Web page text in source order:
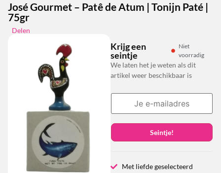
José Gourmet – Patê de Atum | Tonijn Paté |
75gr
Delen
Krijg een
seintje
Niet
voorradig
We laten het je weten als dit
artikel weer beschikbaar is
Seintje!
Met liefde geselecteerd